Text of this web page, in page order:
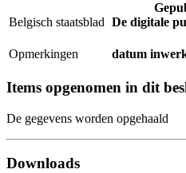
Belgisch staatsblad De digitale
Opmerkingen
datum
Items opgenomen in dit
De gegevens worden opgehaald
Downloads